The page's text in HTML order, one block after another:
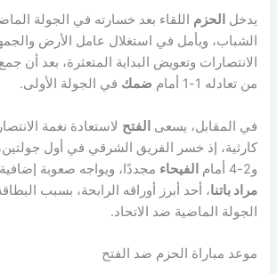
يدخل الحزم
الشباب، ويأمل في استغلال عامل الأرض
الانتصارات وتعويض البداية المتعثرة، بعد أن
من تعادله 1-1 أمام
ضمك في الجولة الأولى.
في المقابل، يسعى الفتح لاستعادة نغمة
كارثية، إذ خسر الفريق الشرقي في أول جولتين، 1-2
و2-4 أمام
الفيحاء مجددًا، ويواجه صعوبة
مراد باتنا، أحد أبرز أوراقه الرابحة، بسبب
الجولة الماضية ضد الاتحاد.
موعد مباراة الحزم ضد الفتح